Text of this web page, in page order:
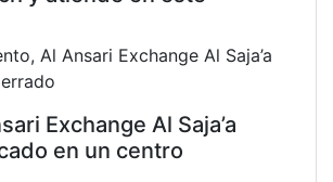
Al Ansari Exchange Al Saja’a
Exchange Al Saja’a
en un centro